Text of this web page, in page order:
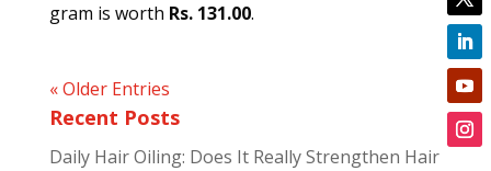
gram is worth Rs. 131.00.
« Older Entries
Recent Posts
Daily Hair Oiling: Does It Really Strengthen Hair